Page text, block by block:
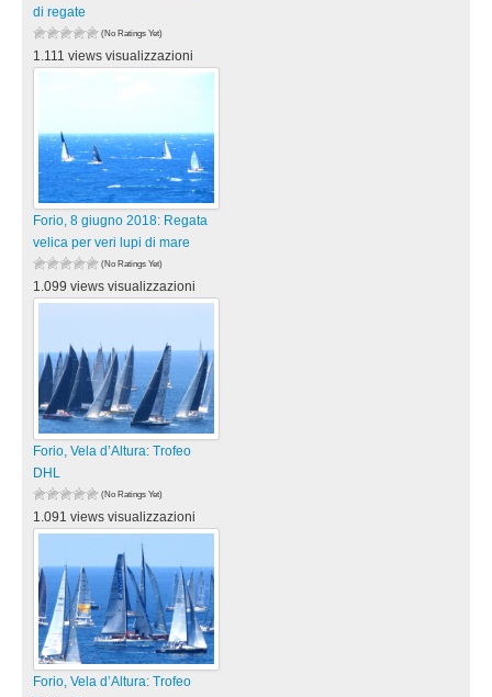
di regate
(No Ratings Yet)
1.111 views visualizzazioni
Forio, 8 giugno 2018: Regata
velica per veri lupi di mare
(No Ratings Yet)
1.099 views visualizzazioni
Forio, Vela d’Altura: Trofeo
DHL
(No Ratings Yet)
1.091 views visualizzazioni
Forio, Vela d’Altura: Trofeo